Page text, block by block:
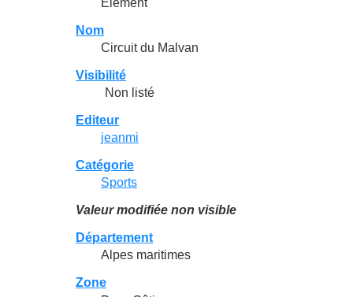
Nom
Circuit du Malvan
Visibilité
Non listé
Editeur
jeanmi
Catégorie
Sports
Valeur modifiée non visible
Département
Alpes maritimes
Zone